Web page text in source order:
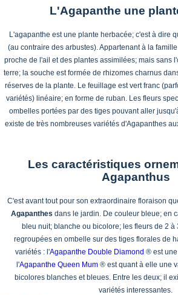
L'Agapanthe une
L'agapanthe est une plante herbacée; c'est à dire
(au contraire des arbustes). Appartenant à la
proche de l'ail et des plantes assimilées; mais sans
terre; la souche est formée de rhizomes charnus
réserves de la plante. Le feuillage est vert franc
variétés) linéaire; en forme de ruban. Les fleurs
ombelles portées par des tiges pouvant aller
existe de très nombreuses variétés d'Agapanthes
Les caractéristiques
Agapanthus
C'est avant tout pour son extraordinaire floraison
Agapanthes dans le jardin. De couleur bleue; en
bleu nuit; blanche ou bicolore; les fleurs de 2 à
regroupées en ombelle sur des tiges florales de
variétés : l'Agapanthe Double Diamond ® est
l'Agapanthe Queen Mum ® est quant à elle une
bicolores blanches et bleues. Entre les deux; il
variétés interessantes.